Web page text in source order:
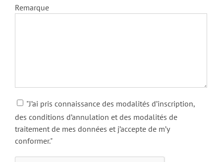
Remarque
"J’ai pris connaissance des modalités d’inscription,
des conditions d’annulation et des modalités de
traitement de mes données et j’accepte de m’y
conformer."